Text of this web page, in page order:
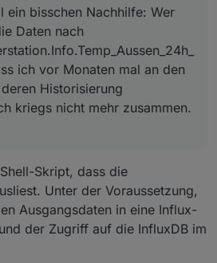
ein bisschen Nachhilfe: Wer
Daten nach
ich vor Monaten mal an den
Historisierung
kriegs nicht mehr zusammen.
Skript, dass die
Unter der Voraussetzung,
Ausgangsdaten in eine Influx-
der Zugriff auf die InfluxDB im